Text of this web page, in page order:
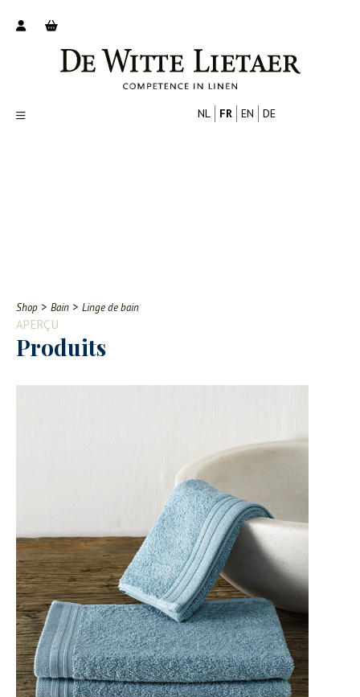
Contact
NL FR EN DE
Shop > Bain > Linge de bain
APERÇU
Produits